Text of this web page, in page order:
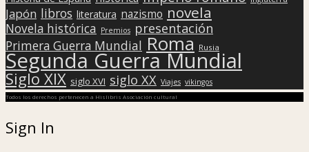
Japón libros literatura nazismo novela
Novela histórica Premios presentación
Primera Guerra Mundial Roma Rusia
Segunda Guerra Mundial
Siglo XIX siglo XVI siglo XX Viajes vikingos
Todos los derechos pertenecen a Hislibris Asociación cultural
Sign In